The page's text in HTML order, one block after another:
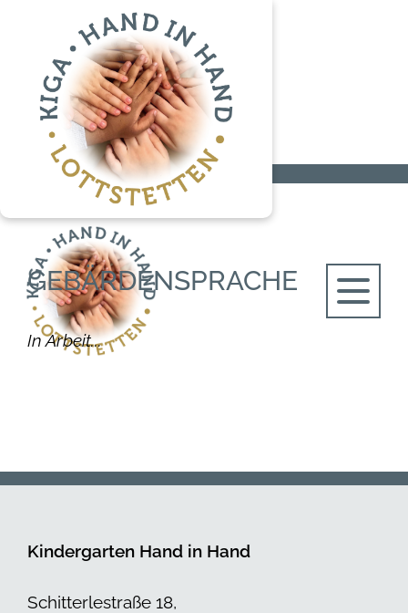
Gebärdensprache
GEBÄRDENSPRACHE
In Arbeit...
Kindergarten Hand in Hand
Schitterlestraße 18,